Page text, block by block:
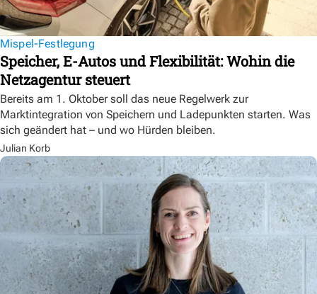
Mispel-Festlegung
Speicher, E-Autos und Flexibilität: Wohin die
Netzagentur steuert
Bereits am 1. Oktober soll das neue Regelwerk zur
Marktintegration von Speichern und Ladepunkten starten. Was
sich geändert hat – und wo Hürden bleiben.
Julian Korb